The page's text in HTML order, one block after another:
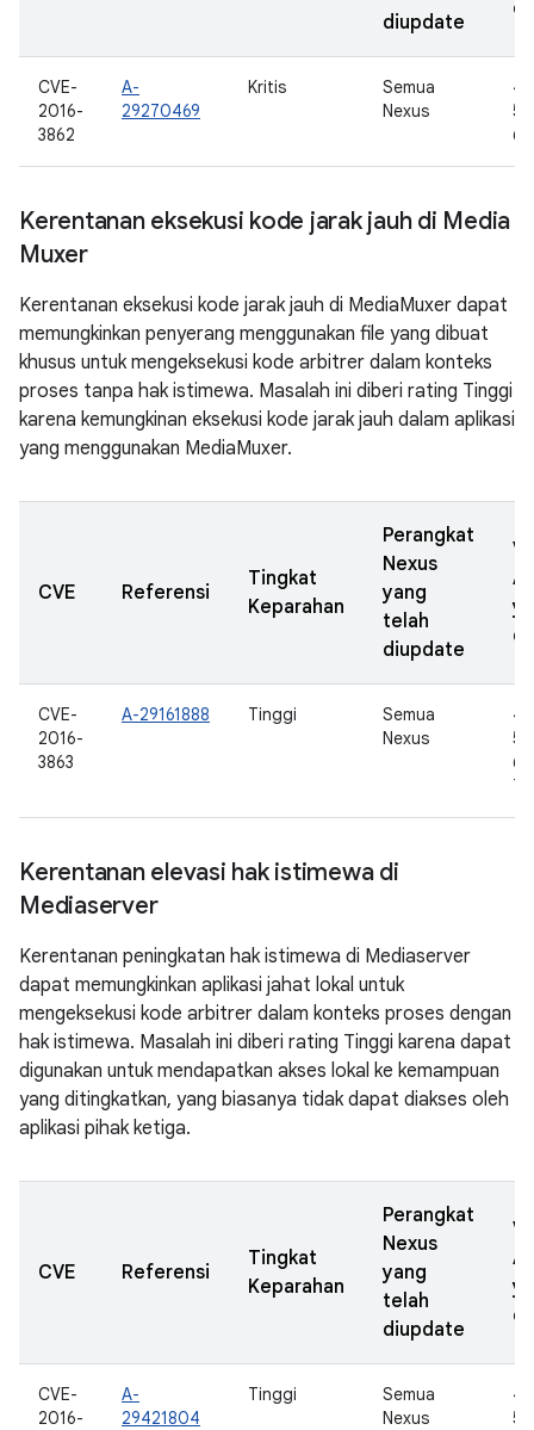
diupdate
CVE-
2016-
3862
A-
29270469
Kritis
Semua
Nexus
Kerentanan eksekusi kode jarak jauh di Media
Muxer
Kerentanan eksekusi kode jarak jauh di MediaMuxer dapat
memungkinkan penyerang menggunakan file yang dibuat
khusus untuk mengeksekusi kode arbitrer dalam konteks
proses tanpa hak istimewa. Masalah ini diberi rating Tinggi
karena kemungkinan eksekusi kode jarak jauh dalam aplikasi
yang menggunakan MediaMuxer.
CVE Referensi
Tingkat
Keparahan
Perangkat
Nexus
yang
telah
diupdate
CVE-
2016-
3863
A-29161888 Tinggi
Semua
Nexus
Kerentanan elevasi hak istimewa di
Mediaserver
Kerentanan peningkatan hak istimewa di Mediaserver
dapat memungkinkan aplikasi jahat lokal untuk
mengeksekusi kode arbitrer dalam konteks proses dengan
hak istimewa. Masalah ini diberi rating Tinggi karena dapat
digunakan untuk mendapatkan akses lokal ke kemampuan
yang ditingkatkan, yang biasanya tidak dapat diakses oleh
aplikasi pihak ketiga.
CVE Referensi
Tingkat
Keparahan
Perangkat
Nexus
yang
telah
diupdate
CVE-
2016-
A-
29421804
Tinggi
Semua
Nexus